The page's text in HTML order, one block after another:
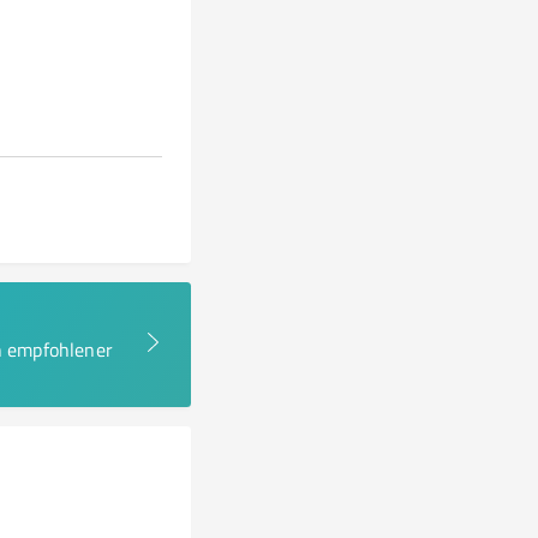
empfohlener